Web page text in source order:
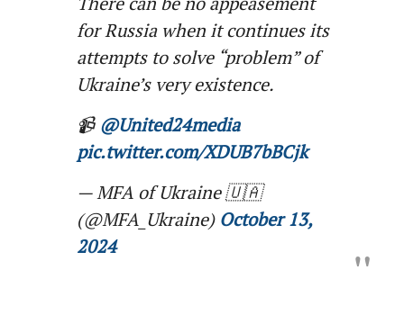
for Russia when it continues its
attempts to solve “problem” of
Ukraine’s very existence.
📹 @United24media
pic.twitter.com/XDUB7bBCjk
— MFA of Ukraine 🇺🇦
(@MFA_Ukraine) October 13,
2024